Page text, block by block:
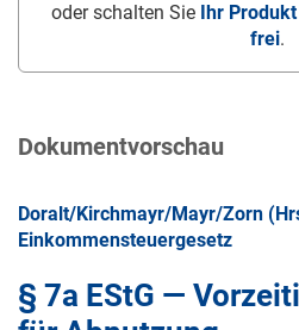
oder schalten Sie
Ihr
frei.
Dokumentvorschau
Doralt/Kirchmayr/Mayr/Zorn
Einkommensteuergesetz
§ 7a EStG —